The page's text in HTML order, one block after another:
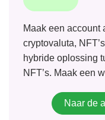
Maak een account
cryptovaluta,
hybride oplossing
NFT’s. Maak een
persoonlijkeNaar de